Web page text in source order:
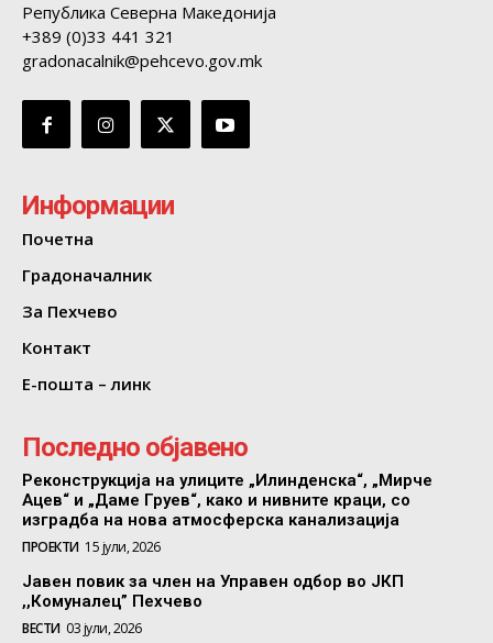
Република Северна Македонија
+389 (0)33 441 321
gradonacalnik@pehcevo.gov.mk
Информации
Почетна
Градоначалник
За Пехчево
Контакт
Е-пошта – линк
Последно објавено
Реконструкција на улиците „Илинденска“, „Мирче
Ацев“ и „Даме Груев“, како и нивните краци, со
изградба на нова атмосферска канализација
ПРОЕКТИ 15 јули, 2026
Јавен повик за член на Управен одбор во ЈКП
,,Комуналец” Пехчево
ВЕСТИ 03 јули, 2026